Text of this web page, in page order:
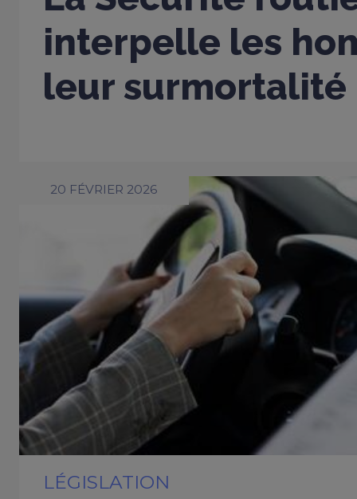
interpelle les
leur
20 FÉVRIER 2026
LÉGISLATION